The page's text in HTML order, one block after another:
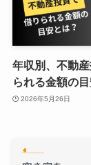
年収別、不動
られる金額の
2026年5月26日